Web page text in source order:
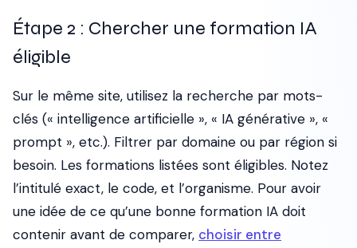
Étape 2 : Chercher une formation IA
éligible
Sur le même site, utilisez la recherche par mots-
clés (« intelligence artificielle », « IA générative », «
prompt », etc.). Filtrer par domaine ou par région si
besoin. Les formations listées sont éligibles. Notez
l’intitulé exact, le code, et l’organisme. Pour avoir
une idée de ce qu’une bonne formation IA doit
contenir avant de comparer, choisir entre